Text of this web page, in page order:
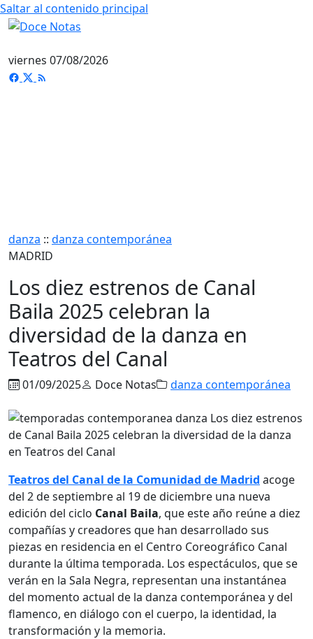
Saltar al contenido principal
viernes 07/08/2026
danza :: danza contemporánea
MADRID
Los diez estrenos de Canal
Baila 2025 celebran la
diversidad de la danza en
Teatros del Canal
01/09/2025 Doce Notas danza contemporánea
Teatros del Canal de la Comunidad de Madrid acoge
del 2 de septiembre al 19 de diciembre una nueva
edición del ciclo Canal Baila, que este año reúne a diez
compañías y creadores que han desarrollado sus
piezas en residencia en el Centro Coreográfico Canal
durante la última temporada. Los espectáculos, que se
verán en la Sala Negra, representan una instantánea
del momento actual de la danza contemporánea y del
flamenco, en diálogo con el cuerpo, la identidad, la
transformación y la memoria.